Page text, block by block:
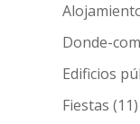
Donde-
Edificios
Fiestas (11)